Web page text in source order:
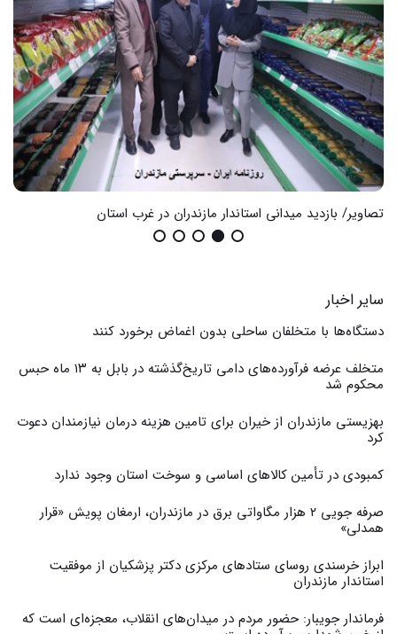
تصاویر/ بازدید میدانی استاندار مازندران در غرب استان
سایر اخبار
دستگاه‌ها با متخلفان ساحلی بدون اغماض برخورد کنند
متخلف عرضه فرآورده‌های دامی تاریخ‌گذشته در بابل به ۱۳ ماه حبس
محکوم شد
بهزیستی مازندران از خیران برای تامین هزینه درمان نیازمندان دعوت
کرد
کمبودی در تأمین کالاهای اساسی و سوخت استان وجود ندارد
صرفه جویی ۲ هزار مگاواتی برق در مازندران، ارمغان پویش «قرار
همدلی»
ابراز خرسندی روسای ستادهای مرکزی دکتر پزشکیان از موفقیت
استاندار مازندران
فرماندار جویبار: حضور مردم در میدان‌های انقلاب، معجزه‌ای است که